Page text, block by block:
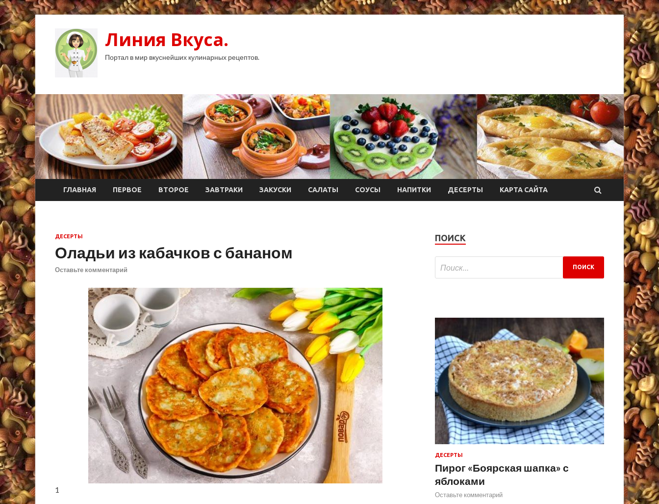
Линия Вкуса.
Портал в мир вкуснейших кулинарных рецептов.
ГЛАВНАЯ ПЕРВОЕ ВТОРОЕ ЗАВТРАКИ ЗАКУСКИ САЛАТЫ СОУСЫ НАПИТКИ ДЕСЕРТЫ КАРТА САЙТА
ДЕСЕРТЫ
Оладьи из кабачков с бананом
Оставьте комментарий
1
ПОИСК
ДЕСЕРТЫ
Пирог «Боярская шапка» с
яблоками
Оставьте комментарий